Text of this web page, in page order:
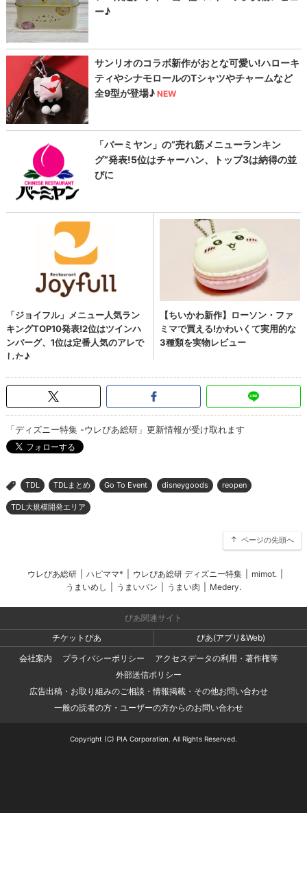
「ディズニー特集 -ウレぴあ総研」更新情報が受け取れます
> TDL TDLまとめ Go To Event disneygoods reopen
TDL大規模開発エリア
ページの先頭へ
ウレぴあ総研 ハピママ* ウレぴあ総研 ディズニー特集 mimot.
うまいめし
うまいパン うまい肉 Medery.
ぴあ関連サイト
チケットぴあ
ぴあ(アプリ&Web)
会社案内
プライバシーポリシー
アクセスデータの利用・著作権等
外部送信ポリシー
広告出稿・お取り組みのご相談・情報掲載・その他お問い合わせ
一般の読者の方・ユーザーの方からのお問い合わせ
Copyright (C) PIA Corporation. All Rights Reserved.